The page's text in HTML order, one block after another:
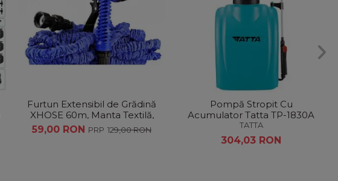
Furtun Extensibil de Grădină
XHOSE 60m, Manta Textilă,
Revenire Automată + Mănuși
Cadou
59,00 RON 129,00 RON
Pompă Stropit Cu
Acumulator Tatta TP-1830A
TATTA
304,03 RON